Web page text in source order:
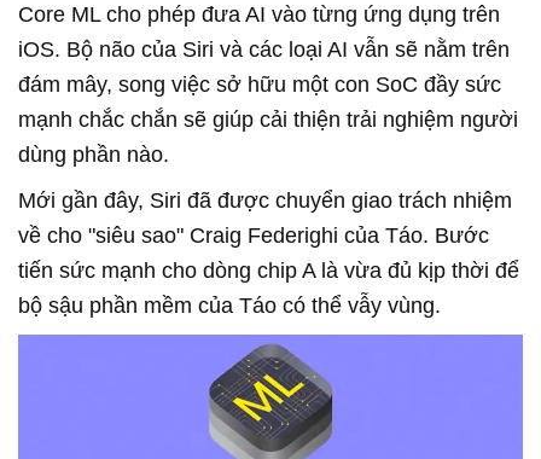
Core ML cho phép đưa AI vào từng ứng dụng trên
iOS. Bộ não của Siri và các loại AI vẫn sẽ nằm trên
đám mây, song việc sở hữu một con SoC đầy sức
mạnh chắc chắn sẽ giúp cải thiện trải nghiệm người
dùng phần nào.
Mới gần đây, Siri đã được chuyển giao trách nhiệm
về cho "siêu sao" Craig Federighi của Táo. Bước
tiến sức mạnh cho dòng chip A là vừa đủ kịp thời để
bộ sậu phần mềm của Táo có thể vẫy vùng.